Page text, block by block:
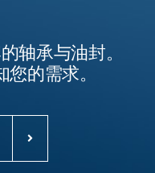
轴承与油封。
的需求。